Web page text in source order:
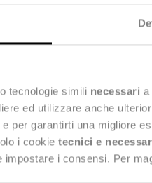
o tecnologie simili necessari a
ed utilizzare anche
per garantirti una migliore
i cookie tecnici e
i consensi. Per
Amministrazione e
e che da oltre 30
(SOA)
della
legate
con cui abbiamo
è maturata la